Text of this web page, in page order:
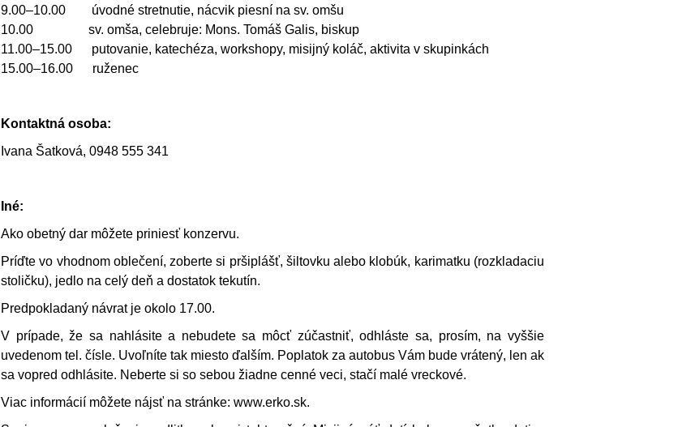
9.00–10.00 úvodné stretnutie, nácvik piesní na sv. omšu
10.00 sv. omša, celebruje: Mons. Tomáš Galis, biskup
11.00–15.00 putovanie, katechéza, workshopy, misijný koláč, aktivita v skupinkách
15.00–16.00 ruženec
Kontaktná osoba:
Ivana Šatková, 0948 555 341
Iné:
Ako obetný dar môžete priniesť konzervu.
Príďte vo vhodnom oblečení, zoberte si pršiplášť, šiltovku alebo klobúk, karimatku (rozkladaciu
stoličku), jedlo na celý deň a dostatok tekutín.
Predpokladaný návrat je okolo 17.00.
V prípade, že sa nahlásite a nebudete sa môcť zúčastniť, odhláste sa, prosím, na vyššie
uvedenom tel. čísle. Uvoľníte tak miesto ďalším. Poplatok za autobus Vám bude vrátený, len ak
sa vopred odhlásite. Neberte si so sebou žiadne cenné veci, stačí malé vreckové.
Viac informácií môžete nájsť na stránke: www.erko.sk.